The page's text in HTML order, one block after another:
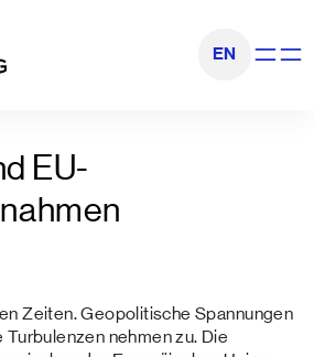
EN
EU-
Zeiten. Geopolitische Spannungen
nehmen zu. Die